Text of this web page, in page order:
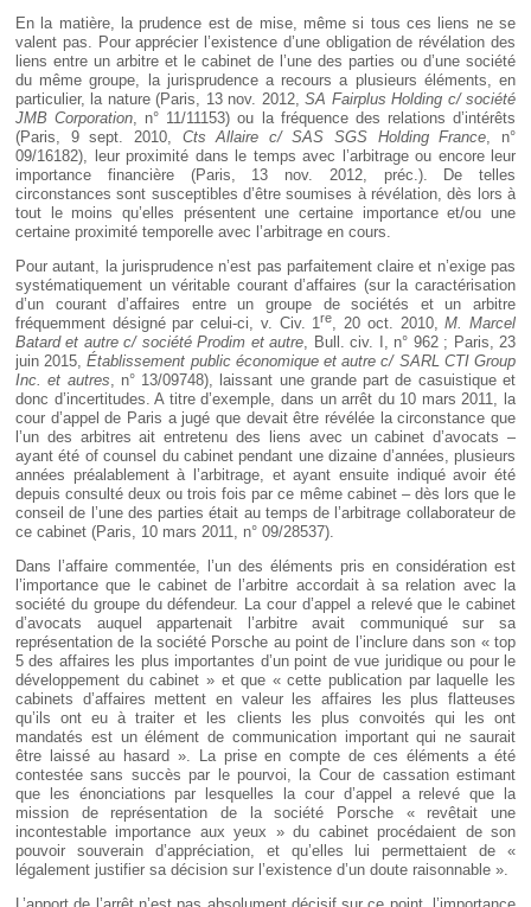
En la matière, la prudence est de mise, même si tous ces liens ne se
valent pas. Pour apprécier l’existence d’une obligation de révélation des
liens entre un arbitre et le cabinet de l’une des parties ou d’une société
du même groupe, la jurisprudence a recours a plusieurs éléments, en
particulier, la nature (Paris, 13 nov. 2012,SA Fairplus Holding c/ société
JMB Corporation, n° 11/11153) ou la fréquence des relations d’intérêts
(Paris, 9 sept. 2010, Cts Allaire c/ SAS SGS Holding France, n°
09/16182), leur proximité dans le temps avec l’arbitrage ou encore leur
importance financière (Paris, 13 nov. 2012, préc.). De telles
circonstances sont susceptibles d’être soumises à révélation, dès lors à
tout le moins qu’elles présentent une certaine importance et/ou une
certaine proximité temporelle avec l’arbitrage en cours.
Pour autant, la jurisprudence n’est pas parfaitement claire et n’exige pas
systématiquement un véritable courant d’affaires (sur la caractérisation
d’un courant d’affaires entre un groupe de sociétés et un arbitre
fréquemment désigné par celui-ci, v. Civ. 1re, 20 oct. 2010,M. Marcel
Batard et autre c/ société Prodim et autre, Bull. civ. I, n° 962 ; Paris, 23
juin 2015,Établissement public économique et autre c/ SARL CTI Group
Inc. et autres, n° 13/09748), laissant une grande part de casuistique et
donc d’incertitudes. A titre d’exemple, dans un arrêt du 10 mars 2011, la
cour d’appel de Paris a jugé que devait être révélée la circonstance que
l’un des arbitres ait entretenu des liens avec un cabinet d’avocats –
ayant été of counsel du cabinet pendant une dizaine d’années, plusieurs
années préalablement à l’arbitrage, et ayant ensuite indiqué avoir été
depuis consulté deux ou trois fois par ce même cabinet – dès lors que le
conseil de l’une des parties était au temps de l’arbitrage collaborateur de
ce cabinet (Paris, 10 mars 2011, n° 09/28537).
Dans l’affaire commentée, l’un des éléments pris en considération est
l’importance que le cabinet de l’arbitre accordait à sa relation avec la
société du groupe du défendeur. La cour d’appel a relevé que le cabinet
d’avocats auquel appartenait l’arbitre avait communiqué sur sa
représentation de la société Porsche au point de l’inclure dans son « top
5 des affaires les plus importantes d’un point de vue juridique ou pour le
développement du cabinet » et que « cette publication par laquelle les
cabinets d’affaires mettent en valeur les affaires les plus flatteuses
qu’ils ont eu à traiter et les clients les plus convoités qui les ont
mandatés est un élément de communication important qui ne saurait
être laissé au hasard ». La prise en compte de ces éléments a été
contestée sans succès par le pourvoi, la Cour de cassation estimant
que les énonciations par lesquelles la cour d’appel a relevé que la
mission de représentation de la société Porsche « revêtait une
incontestable importance aux yeux » du cabinet procédaient de son
pouvoir souverain d’appréciation, et qu’elles lui permettaient de «
légalement justifier sa décision sur l’existence d’un doute raisonnable ».